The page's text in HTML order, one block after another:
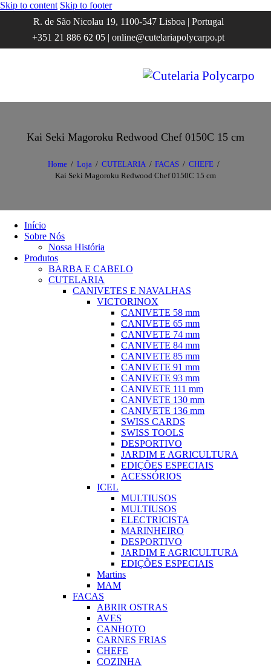
Skip to content Skip to footer
R. de São Nicolau 19, 1100-547 Lisboa | Portugal
+351 21 886 62 05 | online@cutelariapolycarpo.pt
Kai Seki Magoroku Redwood Chef 0150C 15 cm
Home Loja CUTELARIA FACAS
CHEFE
Kai Seki Magoroku Redwood Chef 0150C 15 cm
Início
Sobre Nós
Nossa História
Produtos
BARBA E CABELO
CUTELARIA
CANIVETES E NAVALHAS
VICTORINOX
CANIVETE 58 mm
CANIVETE 65 mm
CANIVETE 74 mm
CANIVETE 84 mm
CANIVETE 85 mm
CANIVETE 91 mm
CANIVETE 93 mm
CANIVETE 111 mm
CANIVETE 130 mm
CANIVETE 136 mm
SWISS CARDS
SWISS TOOLS
DESPORTIVO
JARDIM E AGRICULTURA
EDIÇÕES ESPECIAIS
ACESSÓRIOS
ICEL
MULTIUSOS
MULTIUSOS
ELECTRICISTA
MARINHEIRO
DESPORTIVO
JARDIM E AGRICULTURA
EDIÇÕES ESPECIAIS
Martins
MAM
FACAS
ABRIR OSTRAS
AVES
CANHOTO
CARNES FRIAS
CHEFE
COZINHA